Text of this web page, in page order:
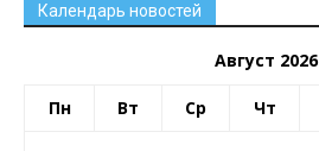
Календарь новостей
Август 2026
Пн Вт Ср Чт